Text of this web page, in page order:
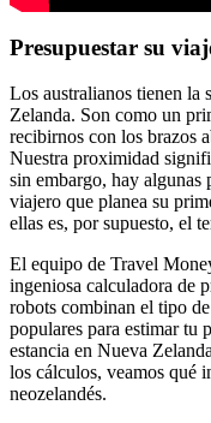
Presupuestar su
Los australianos tienen la
Zelanda. Son como un
recibirnos con los brazos
Nuestra proximidad
sin embargo, hay algunas
viajero que planea su
ellas es, por supuesto, el
El equipo de Travel
ingeniosa calculadora de
robots combinan el tipo
populares para estimar tu
estancia en Nueva
los cálculos, veamos qué
neozelandés.